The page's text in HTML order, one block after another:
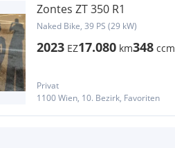
Zontes ZT 350 R1
Naked Bike, 39 PS (29 kW)
2023 EZ17.080 km348 ccm
Privat
1100 Wien, 10. Bezirk, Favoriten